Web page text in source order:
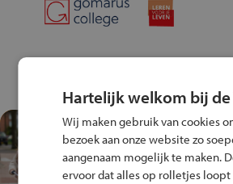
Test je
Fiets Veilig
Hartelijk welkom bij de
Wij maken gebruik van cookies
bezoek aan onze website zo
aangenaam mogelijk te maken.
ervoor dat alles op rolletjes loopt